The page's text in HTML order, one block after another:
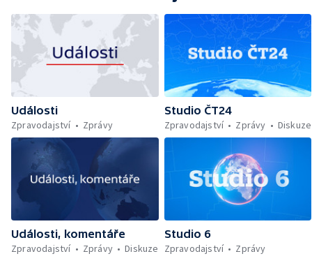
Události
Zpravodajství
Zprávy
Studio ČT24
Zpravodajství
Zprávy Diskuze
Události, komentáře
Zpravodajství
Zprávy Diskuze
Studio 6
Zpravodajství
Zprávy